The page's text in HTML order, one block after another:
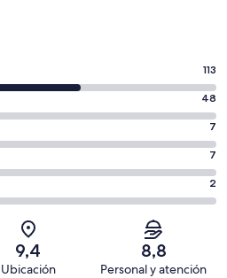
113
48
7
7
2
9,4
Ubicación
8,8
Personal y atención